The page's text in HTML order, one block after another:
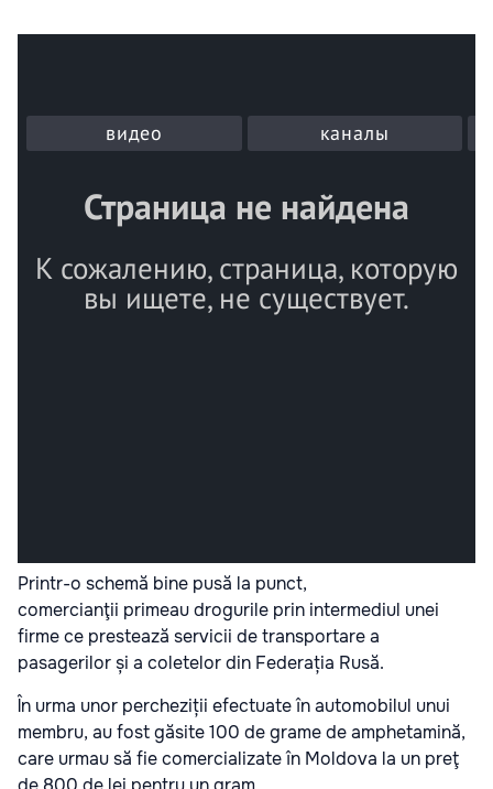
Printr-o schemă bine pusă la punct,
comercianţii primeau drogurile prin intermediul unei
firme ce prestează servicii de transportare a
pasagerilor și a coletelor din Federația Rusă.
În urma unor percheziții efectuate în automobilul unui
membru, au fost găsite 100 de grame de amphetamină,
care urmau să fie comercializate în Moldova la un preţ